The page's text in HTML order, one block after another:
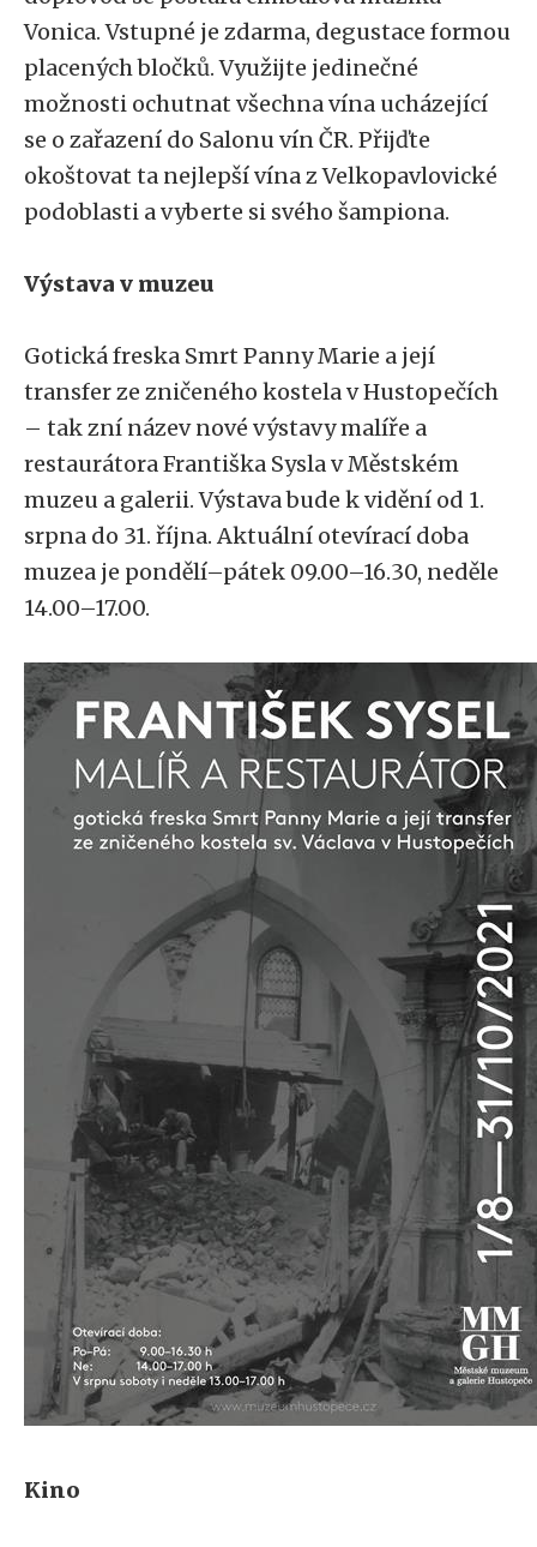
Vonica. Vstupné je zdarma, degustace formou
placených bločků. Využijte jedinečné
možnosti ochutnat všechna vína ucházející
se o zařazení do Salonu vín ČR. Přijďte
okoštovat ta nejlepší vína z Velkopavlovické
podoblasti a vyberte si svého šampiona.
Výstava v muzeu
Gotická freska Smrt Panny Marie a její
transfer ze zničeného kostela v Hustopečích
– tak zní název nové výstavy malíře a
restaurátora Františka Sysla v Městském
muzeu a galerii. Výstava bude k vidění od 1.
srpna do 31. října. Aktuální otevírací doba
muzea je pondělí–pátek 09.00–16.30, neděle
14.00–17.00.
Kino